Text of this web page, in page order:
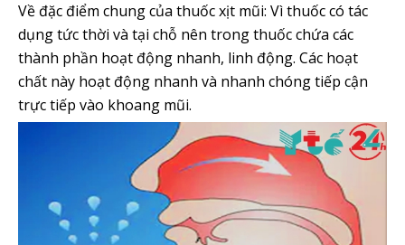
Về đặc điểm chung của thuốc xịt mũi: Vì thuốc có tác
dụng tức thời và tại chỗ nên trong thuốc chứa các
thành phần hoạt động nhanh, linh động. Các hoạt
chất này hoạt động nhanh và nhanh chóng tiếp cận
trực tiếp vào khoang mũi.